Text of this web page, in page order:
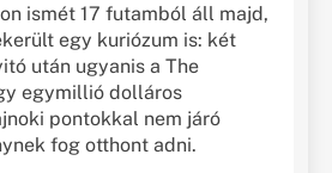
ismét 17 futamból áll majd,
egy kuriózum is: két
után ugyanis a The
egymillió dolláros
pontokkal nem járó
fog otthont adni.